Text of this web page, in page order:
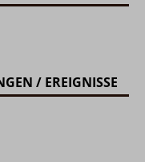
/ EREIGNISSE